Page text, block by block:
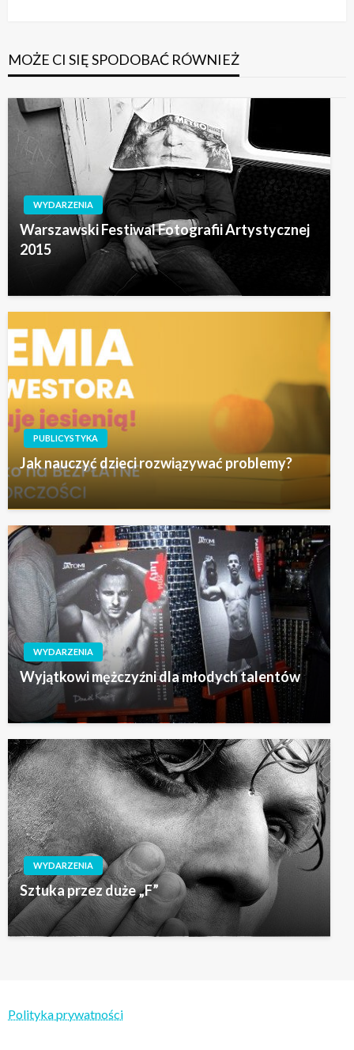
MOŻE CI SIĘ SPODOBAĆ RÓWNIEŻ
WYDARZENIA
Warszawski Festiwal Fotografii Artystycznej
2015
PUBLICYSTYKA
Jak nauczyć dzieci rozwiązywać problemy?
WYDARZENIA
Wyjątkowi mężczyźni dla młodych talentów
WYDARZENIA
Sztuka przez duże „F”
Polityka prywatności